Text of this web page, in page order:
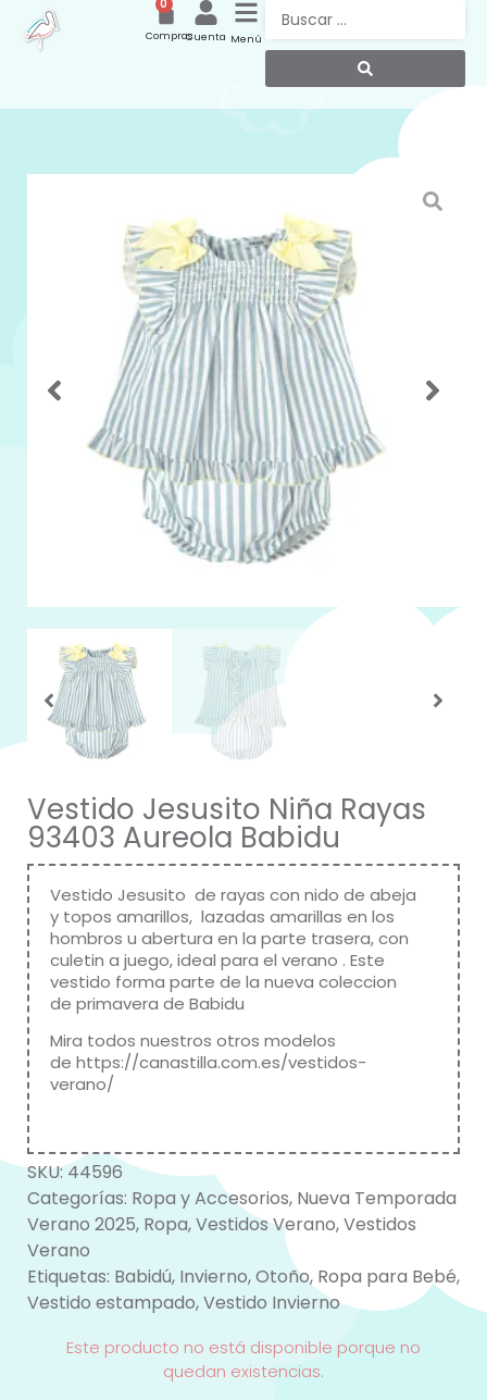
Menú
Cuenta
0
Compras
Vestido Jesusito Niña Rayas
93403 Aureola Babidu
Vestido Jesusito de rayas con nido de abeja
y topos amarillos, lazadas amarillas en los
hombros u abertura en la parte trasera, con
culetin a juego, ideal para el verano . Este
vestido forma parte de la nueva coleccion
de primavera de Babidu
Mira todos nuestros otros modelos
de https://canastilla.com.es/vestidos-
verano/
SKU:44596
Categorías: Ropa y Accesorios, Nueva Temporada
Verano 2025, Ropa,Vestidos Verano,Vestidos
Verano
Etiquetas: Babidú, Invierno,Otoño, Ropa para Bebé,
Vestido estampado,Vestido Invierno
Este producto no está disponible porque no
quedan existencias.